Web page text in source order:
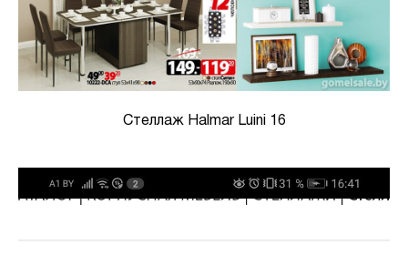
Стеллаж Halmar Luini 16